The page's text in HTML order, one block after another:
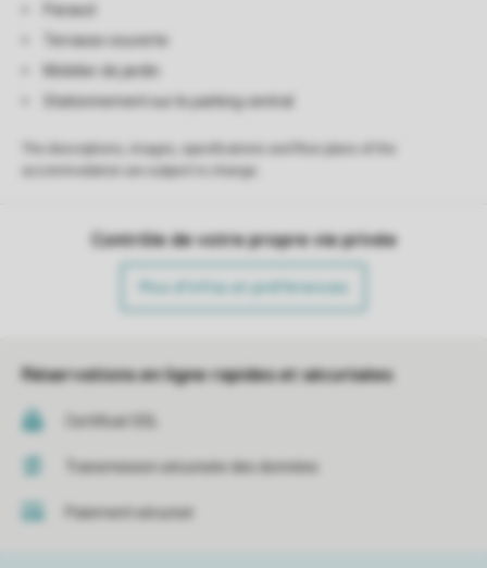
Parasol
Terrasse couverte
Mobilier de jardin
Stationnement sur le parking central
Contrôle de votre propre vie privée
Plus d’infos et préférences
Réservations en ligne rapides et sécurisées
Certificat SSL
Transmission sécurisée des données
Paiement sécurisé